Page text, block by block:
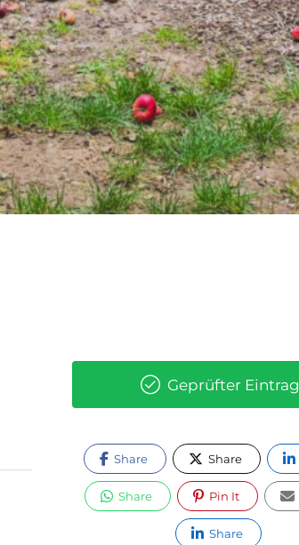
Geprüfter Eintrag
Share Share
Share Pin It
Share